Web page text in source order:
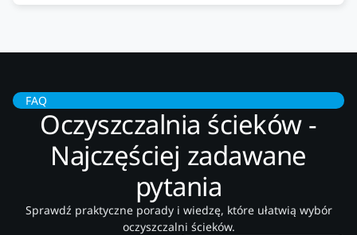
FAQ
Oczyszczalnia ścieków -
Najczęściej zadawane
pytania
Sprawdź praktyczne porady i wiedzę, które ułatwią wybór
oczyszczalni ścieków.